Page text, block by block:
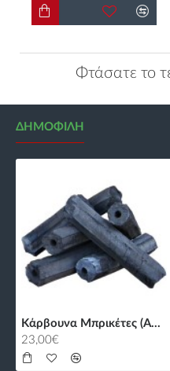
Φτάσατε το
ΔΗΜΟΦΙΛΉ
Κάρβουνα Μπρικέτες (Α+) με Τρύπα - 10kg
23,00€